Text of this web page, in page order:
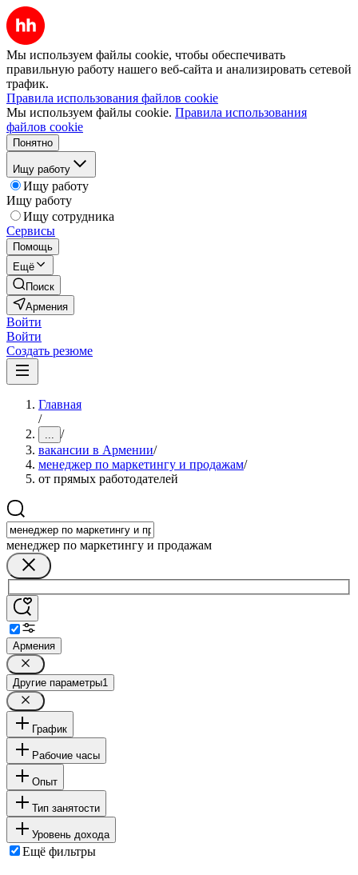
Мы используем файлы cookie, чтобы обеспечивать
правильную работу нашего веб-сайта и анализировать сетевой
трафик.
Правила использования файлов cookie
Мы используем файлы cookie. Правила использования
файлов cookie
Понятно
Ищу работу
Ищу работу
Ищу работу
Ищу сотрудника
Сервисы
Помощь
Ещё
Поиск
Армения
Войти
Войти
Создать резюме
Главная
/
... /
вакансии в Армении/
менеджер по маркетингу и продажам/
от прямых работодателей
менеджер по маркетингу и продажам
Армения
Другие параметры1
График
Рабочие часы
Опыт
Тип занятости
Уровень дохода
Ещё фильтры